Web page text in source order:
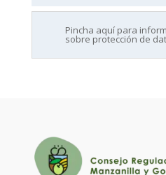
Pincha aquí para
sobre protección de